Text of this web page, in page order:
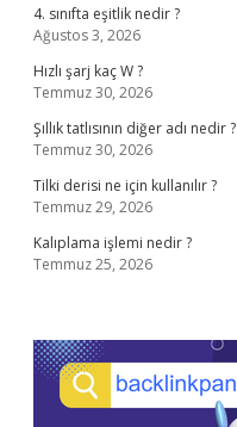
4. sınıfta eşitlik nedir ?
Ağustos 3, 2026
Hızlı şarj kaç W ?
Temmuz 30, 2026
Şıllık tatlısının diğer adı nedir ?
Temmuz 30, 2026
Tilki derisi ne için kullanılır ?
Temmuz 29, 2026
Kalıplama işlemi nedir ?
Temmuz 25, 2026